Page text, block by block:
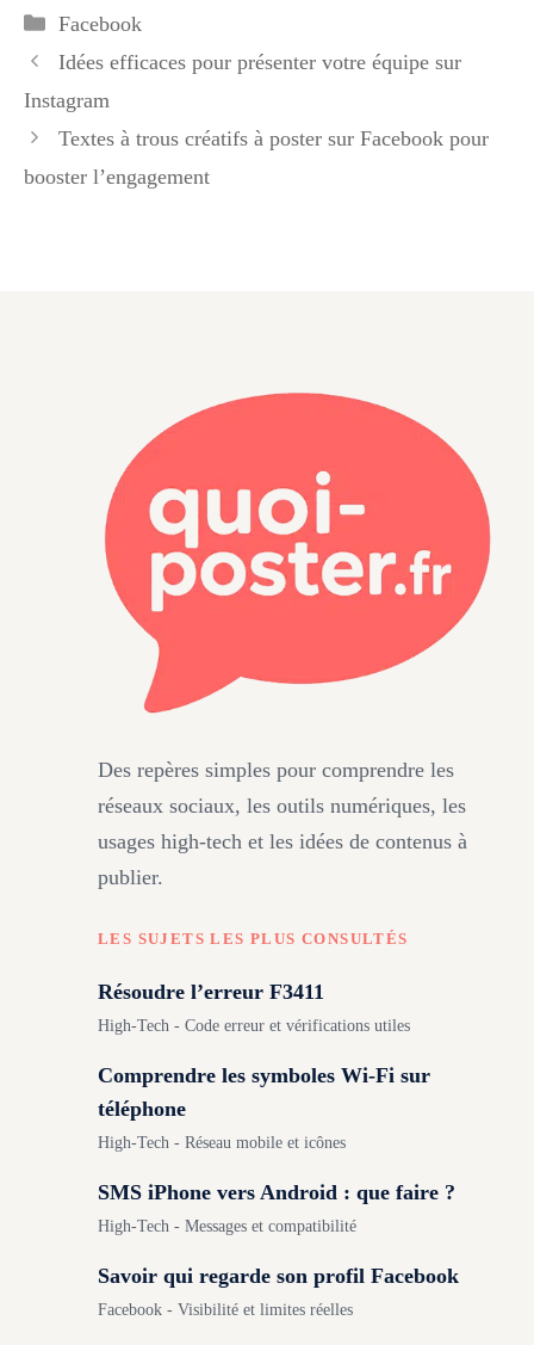
Catégories
Facebook
Idées efficaces pour présenter votre équipe sur
Instagram
Textes à trous créatifs à poster sur Facebook pour
booster l’engagement
Des repères simples pour comprendre les
réseaux sociaux, les outils numériques, les
usages high-tech et les idées de contenus à
publier.
LES SUJETS LES PLUS CONSULTÉS
Résoudre l’erreur F3411
High-Tech - Code erreur et vérifications utiles
Comprendre les symboles Wi-Fi sur
téléphone
High-Tech - Réseau mobile et icônes
SMS iPhone vers Android : que faire ?
High-Tech - Messages et compatibilité
Savoir qui regarde son profil Facebook
Facebook - Visibilité et limites réelles